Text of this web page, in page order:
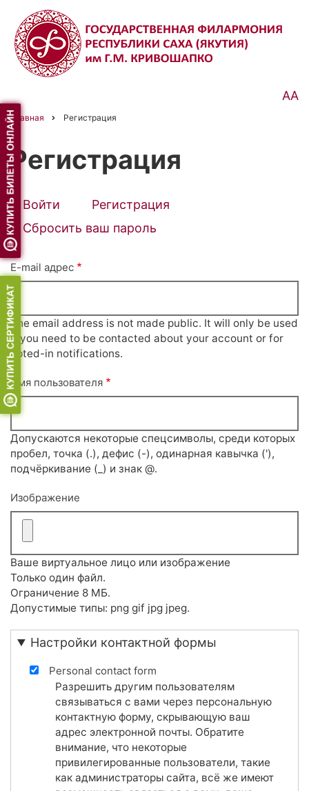
Перейти
основному
содержанию
АА
Строка
навигации
Главная Регистрация
Регистрация
Primary
tabs
Войти Регистрация
Сбросить ваш пароль
E-mail адрес
The email address is not made public. It will only be used
if you need to be contacted about your account or for
opted-in notifications.
Имя пользователя
Допускаются некоторые спецсимволы, среди которых
пробел, точка (.), дефис (-), одинарная кавычка ('),
подчёркивание (_) и знак @.
Изображение
Ваше виртуальное лицо или изображение
Только один файл.
Ограничение 8 МБ.
Допустимые типы: png gif jpg jpeg.
Настройки контактной формы
Personal contact form
Разрешить другим пользователям
связываться с вами через персональную
контактную форму, скрывающую ваш
адрес электронной почты. Обратите
внимание, что некоторые
привилегированные пользователи, такие
как администраторы сайта, всё же имеют